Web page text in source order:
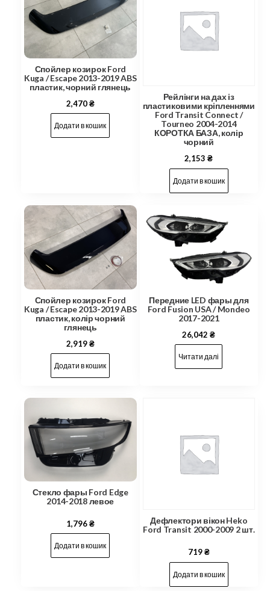
Спойлер козирок Ford
Kuga / Escape 2013-2019 ABS
пластик, чорний глянець
2,470₴
Додати в кошик
Рейлінги на дах із
пластиковими кріпленнями
Ford Transit Connect /
Tourneo 2004-2014
КОРОТКА БАЗА, колір
чорний
2,153₴
Додати в кошик
Спойлер козирок Ford
Kuga / Escape 2013-2019 ABS
пластик, колір чорний
глянець
2,919₴
Додати в кошик
Передние LED фары для
Ford Fusion USA / Mondeo
2017-2021
26,042₴
Читати далі
Стекло фары Ford Edge
2014-2018 левое
1,796₴
Додати в кошик
Дефлектори вікон Heko
Ford Transit 2000-2009 2 шт.
719₴
Додати в кошик